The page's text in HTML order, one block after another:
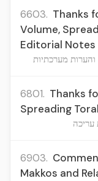
6603. Thanks
Volume,
Editorial Notes
מערכתיות
6801. Thanks
Spreading
עריכה
6903.
Makkos and